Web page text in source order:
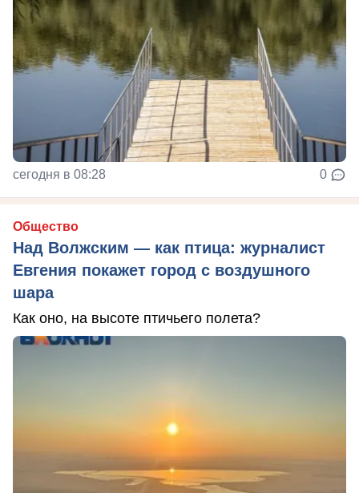
сегодня в 08:28 0
Общество
Над Волжским — как птица: журналист
Евгения покажет город с воздушного
шара
Как оно, на высоте птичьего полета?